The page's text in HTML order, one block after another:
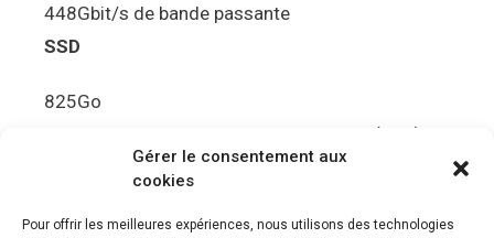
Gérer le consentement aux
cookies
Pour offrir les meilleures expériences, nous utilisons des technologies
448Gbit/s de bande passante
SSD
825Go
5.5Gbit/s de bande passante en lecture (Brut)
Disque de jeu PS5
Ultra HD Blu-ray™, jusqu’à 100Go/disque